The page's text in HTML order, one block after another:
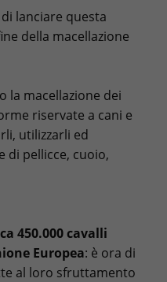
lanciare questa
della macellazione
la macellazione dei
riservate a cani e
utilizzarli ed
di pellicce, cuoio,
450.000 cavalli
Europea: è ora di
al loro sfruttamento